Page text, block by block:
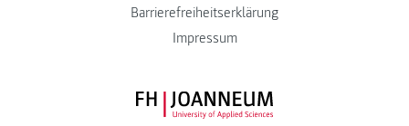
Barrierefreiheitserklärung
Impressum
FH JOANNEUM Logo